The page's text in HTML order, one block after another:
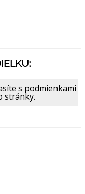
s podmienkami
stránky.